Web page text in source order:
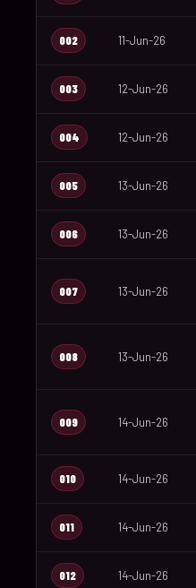
002 11-Jun-26
003 12-Jun-26
004 12-Jun-26
005 13-Jun-26
006 13-Jun-26
007 13-Jun-26
008 13-Jun-26
009 14-Jun-26
010 14-Jun-26
011 14-Jun-26
012 14-Jun-26